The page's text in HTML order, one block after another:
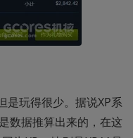
是玩得很少。据说XP系
数据推算出来的，在这